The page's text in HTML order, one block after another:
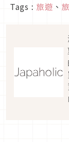
Tags : 旅遊 、